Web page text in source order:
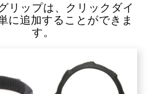
リップは、クリックダイ
に追加することができま
す。